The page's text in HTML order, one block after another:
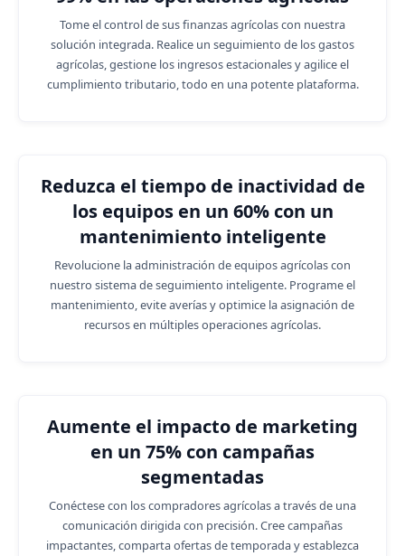
Tome el control de sus finanzas agrícolas con nuestra
solución integrada. Realice un seguimiento de los gastos
agrícolas, gestione los ingresos estacionales y agilice el
cumplimiento tributario, todo en una potente plataforma.
Reduzca el tiempo de inactividad de
los equipos en un 60% con un
mantenimiento inteligente
Revolucione la administración de equipos agrícolas con
nuestro sistema de seguimiento inteligente. Programe el
mantenimiento, evite averías y optimice la asignación de
recursos en múltiples operaciones agrícolas.
Aumente el impacto de marketing
en un 75% con campañas
segmentadas
Conéctese con los compradores agrícolas a través de una
comunicación dirigida con precisión. Cree campañas
impactantes, comparta ofertas de temporada y establezca